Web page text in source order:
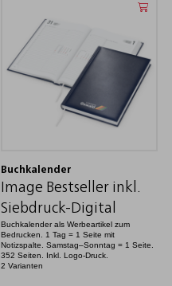
Buchkalender
Image Bestseller inkl.
Siebdruck-Digital
Buchkalender als Werbeartikel zum
Bedrucken. 1 Tag = 1 Seite mit
Notizspalte. Samstag–Sonntag = 1 Seite.
352 Seiten. Inkl. Logo-Druck.
2 Varianten